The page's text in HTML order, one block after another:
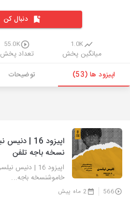
دنبال کن
1.0K
میانگین پخش
55.0K
تعداد پخش
اپیزود ها (53)
توضیحات
نسخه باجه تلفن
خاموشنسخه باجه...
566 2 ماه پیش